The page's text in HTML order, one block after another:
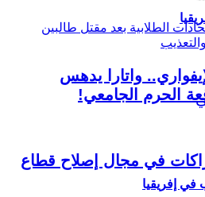
في إفريقيا
واتارا يدهس
الحرم الجامعي!
في مجال إصلاح قطاع